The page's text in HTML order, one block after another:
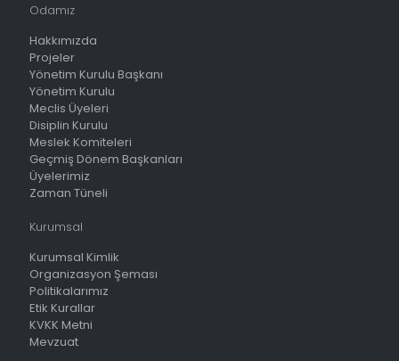
Odamız
Hakkımızda
Projeler
Yönetim Kurulu Başkanı
Yönetim Kurulu
Meclis Üyeleri
Disiplin Kurulu
Meslek Komiteleri
Geçmiş Dönem Başkanları
Üyelerimiz
Zaman Tüneli
Kurumsal
Kurumsal Kimlik
Organizasyon Şeması
Politikalarımız
Etik Kurallar
KVKK Metni
Mevzuat